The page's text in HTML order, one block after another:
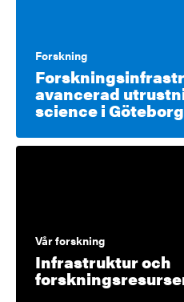
Forskning
avancerad
science i Göteborg
Vår forskning
Infrastruktur och